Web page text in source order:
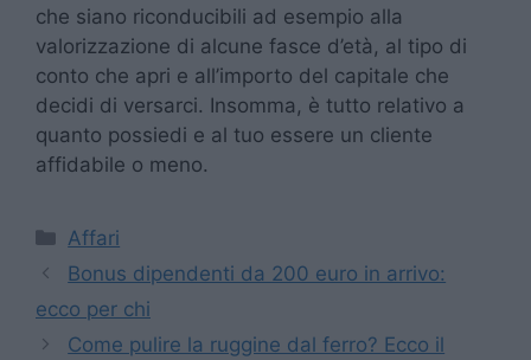
che siano riconducibili ad esempio alla
valorizzazione di alcune fasce d’età, al tipo di
conto che apri e all’importo del capitale che
decidi di versarci. Insomma, è tutto relativo a
quanto possiedi e al tuo essere un cliente
affidabile o meno.
Categorie
Affari
Bonus dipendenti da 200 euro in arrivo:
ecco per chi
Come pulire la ruggine dal ferro? Ecco il